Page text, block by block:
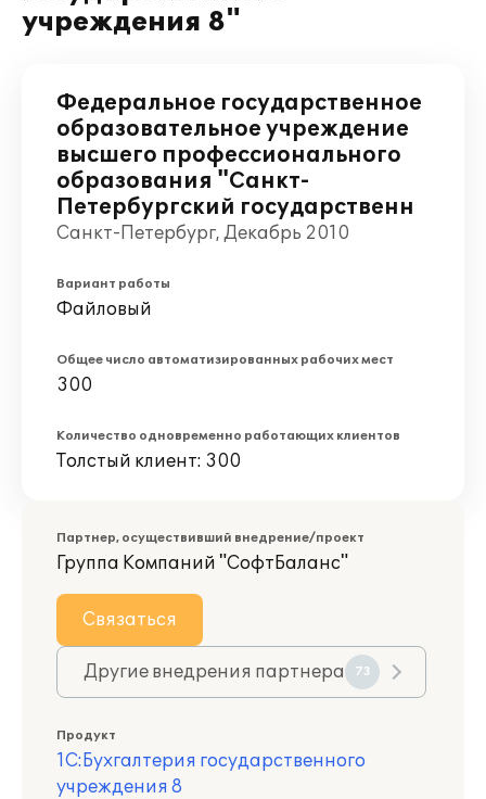
учреждения 8"
Федеральное государственное
образовательное учреждение
высшего профессионального
образования "Санкт-
Петербургский государственн
Санкт-Петербург, Декабрь 2010
Вариант работы
Файловый
Общее число автоматизированных рабочих мест
300
Количество одновременно работающих клиентов
Толстый клиент: 300
Партнер, осуществивший внедрение/проект
Группа Компаний "СофтБаланс"
Связаться
Другие внедрения партнера 73
Продукт
1С:Бухгалтерия государственного
учреждения 8